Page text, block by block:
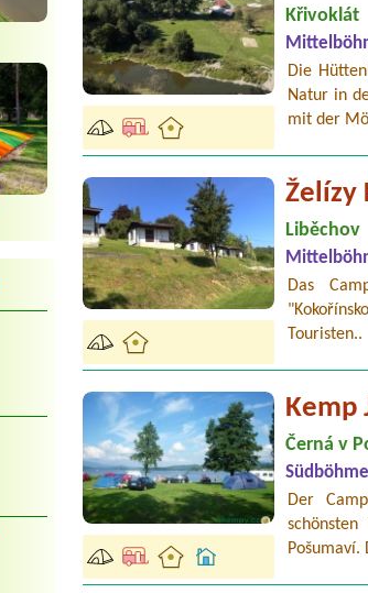
Křivoklát
Die
Natur in
mit der
Želízy
Liběchov
Das
Touristen..
Kemp
Černá v
Der
Pošumaví.